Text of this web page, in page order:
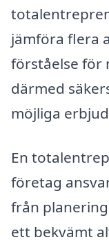
jämföra flera
förståelse för
därmed
möjliga
En
företag
från
ett bekvämt